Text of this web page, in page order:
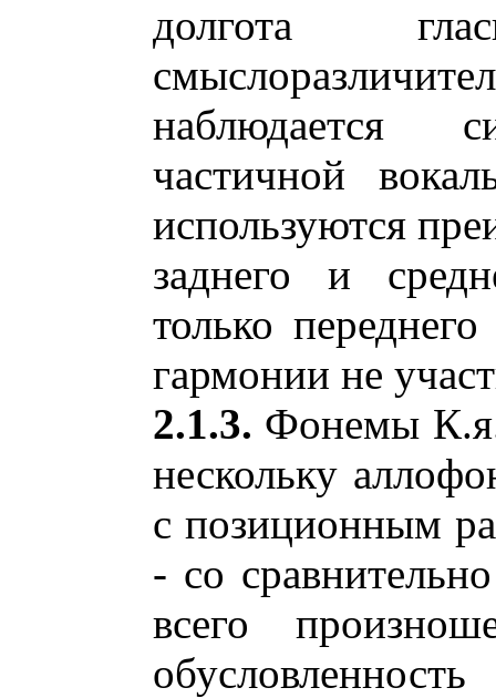
долгота
наблюдается
частичной
используются
заднего и
только
гармонии не
2.1.3. Фонемы
нескольку
с позиционным
- со
всего